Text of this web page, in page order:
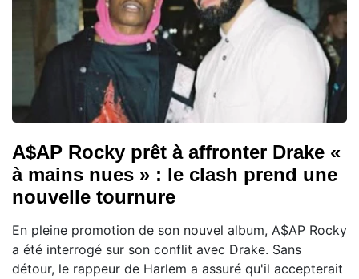
A$AP Rocky prêt à affronter Drake «
à mains nues » : le clash prend une
nouvelle tournure
En pleine promotion de son nouvel album, A$AP Rocky
a été interrogé sur son conflit avec Drake. Sans
détour, le rappeur de Harlem a assuré qu'il accepterait